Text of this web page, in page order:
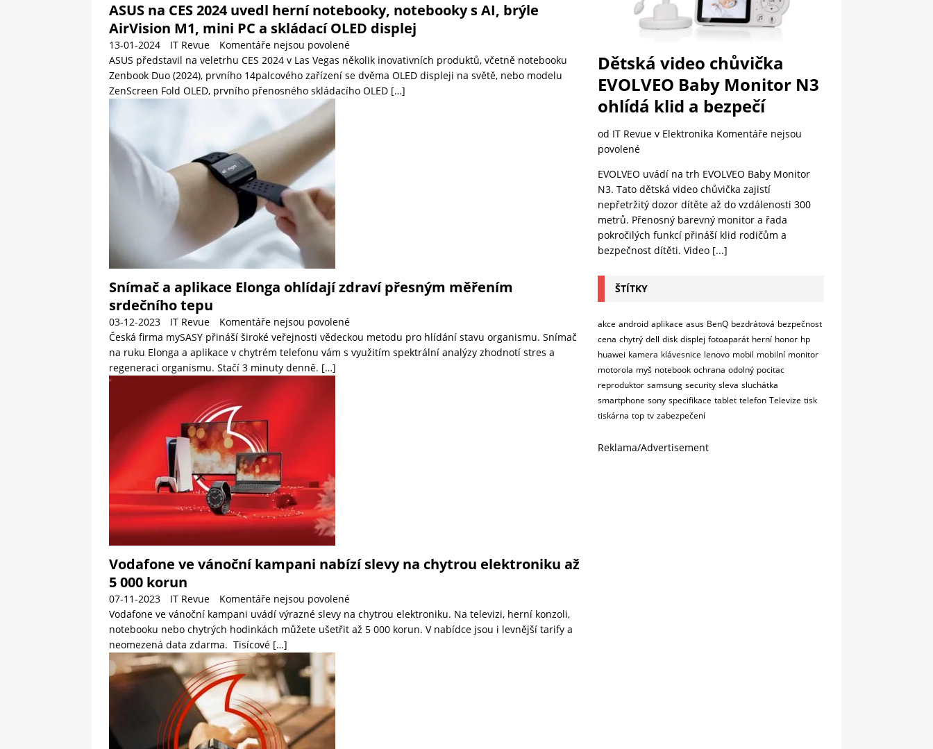
ASUS na CES 2024 uvedl herní notebooky, notebooky s AI, brýle
AirVision M1, mini PC a skládací OLED displej
13-01-2024 IT Revue
Komentáře nejsou povolené
ASUS představil na veletrhu CES 2024 v Las Vegas několik inovativních produktů, včetně notebooku
Zenbook Duo (2024), prvního 14palcového zařízení se dvěma OLED displeji na světě, nebo modelu
ZenScreen Fold OLED, prvního přenosného skládacího OLED […]
Snímač a aplikace Elonga ohlídají zdraví přesným měřením
srdečního tepu
03-12-2023 IT Revue
Komentáře nejsou povolené
Česká firma mySASY přináší široké veřejnosti vědeckou metodu pro hlídání stavu organismu. Snímač
na ruku Elonga a aplikace v chytrém telefonu vám s využitím spektrální analýzy zhodnotí stres a
regeneraci organismu. Stačí 3 minuty denně. […]
Vodafone ve vánoční kampani nabízí slevy na chytrou elektroniku až
5 000 korun
07-11-2023 IT Revue
Komentáře nejsou povolené
Vodafone ve vánoční kampani uvádí výrazné slevy na chytrou elektroniku. Na televizi, herní konzoli,
notebooku nebo chytrých hodinkách můžete ušetřit až 5 000 korun. V nabídce jsou i levnější tarify a
neomezená data zdarma. Tisícové […]
Dětská video chůvička
EVOLVEO Baby Monitor N3
ohlídá klid a bezpečí
od IT Revue v Elektronika Komentáře nejsou
povolené
EVOLVEO uvádí na trh EVOLVEO Baby Monitor
N3. Tato dětská video chůvička zajistí
nepřetržitý dozor dítěte až do vzdálenosti 300
metrů. Přenosný barevný monitor a řada
pokročilých funkcí přináší klid rodičům a
bezpečnost dítěti. Video [...]
ŠTÍTKY
akce android aplikace asus BenQ bezdrátová bezpečnost
cena chytrý dell disk displej fotoaparát herní honor hp
huawei kamera klávesnice lenovo mobil mobilní monitor
motorola myš notebook ochrana odolný pocitac
reproduktor samsung security sleva sluchátka
smartphone sony specifikace tablet telefon Televize tisk
tiskárna top tv zabezpečení
Reklama/Advertisement